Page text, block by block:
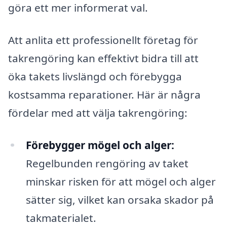
göra ett mer informerat val.
Att anlita ett professionellt företag för
takrengöring kan effektivt bidra till att
öka takets livslängd och förebygga
kostsamma reparationer. Här är några
fördelar med att välja takrengöring:
Förebygger mögel och alger:
Regelbunden rengöring av taket
minskar risken för att mögel och alger
sätter sig, vilket kan orsaka skador på
takmaterialet.